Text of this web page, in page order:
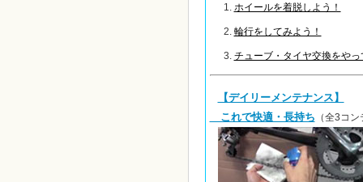
ホイールを着脱しよう！
輪行をしてみよう！
チューブ・タイヤ交換をやっ
【デイリーメンテナンス】
これで快適・長持ち （全3コ